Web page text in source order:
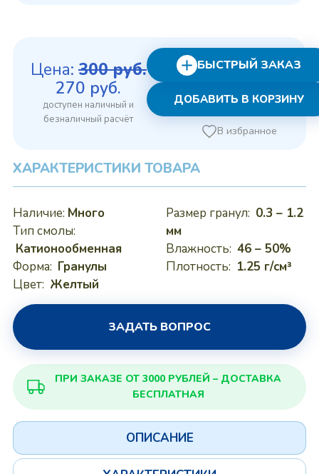
Цена: 300руб.
Первоначальная
цена
составляла
270 руб. Текущая
цена:
270 руб..
ДОБАВИТЬ В КОРЗИНУ
БЫСТРЫЙ ЗАКАЗ
В избранное
ХАРАКТЕРИСТИКИ ТОВАРА
Наличие: Много
Тип смолы:
Катионообменная
Форма: Гранулы
Цвет: Желтый
Размер гранул: 0.3 – 1.2
мм
Влажность: 46 – 50%
Плотность: 1.25 г/см³
ЗАДАТЬ ВОПРОС
ПРИ ЗАКАЗЕ ОТ 3000 РУБЛЕЙ – ДОСТАВКА
БЕСПЛАТНАЯ
ОПИСАНИЕ